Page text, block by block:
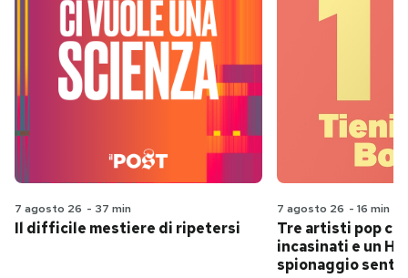
7 agosto 26 - 37 min
Il difficile mestiere di ripetersi
7 agosto 26 - 16 min
Tre artisti pop
incasinati e un
spionaggio